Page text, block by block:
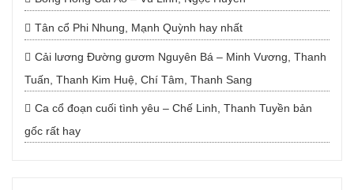
Tân cổ Phi Nhung, Mạnh Quỳnh hay nhất
Cải lương Đường gươm Nguyên Bá – Minh Vương, Thanh
Tuấn, Thanh Kim Huệ, Chí Tâm, Thanh Sang
Ca cổ đoạn cuối tình yêu – Chế Linh, Thanh Tuyền bản
gốc rất hay